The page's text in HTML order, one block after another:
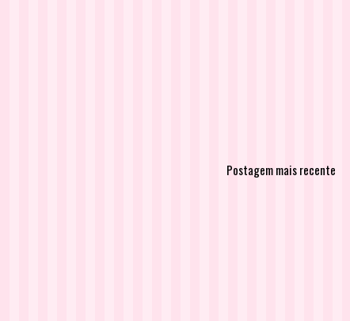
Postagem mais recente